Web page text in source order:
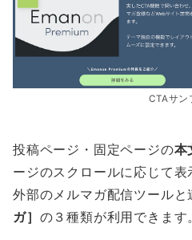
CTAサン
投稿ページ・固定ページの本
ージのスクロールに応じて表
外部のメルマガ配信ツールと
ガ］ の３種類が利用できます